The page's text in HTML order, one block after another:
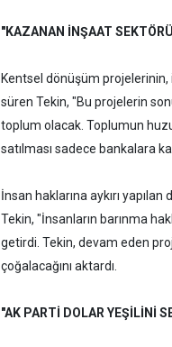
"KAZANAN İNŞAAT
Kentsel dönüşüm projelerinin,
süren Tekin, "Bu projelerin
toplum olacak. Toplumun
satılması sadece bankalara
İnsan haklarına aykırı
Tekin, "İnsanların barınma
getirdi. Tekin, devam eden
çoğalacağını aktardı.
"AK PARTİ DOLAR YEŞİLİNİ